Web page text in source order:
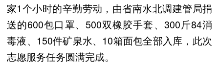
家1个小时的辛勤劳动，由省南水北调建管局捐
送的600包口罩、500双橡胶手套、300斤84消
毒液、150件矿泉水、10箱面包全部入库，此次
志愿服务任务圆满完成。